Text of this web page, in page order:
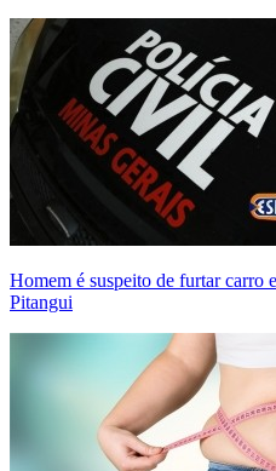
Homem é suspeito de furtar carro
Pitangui